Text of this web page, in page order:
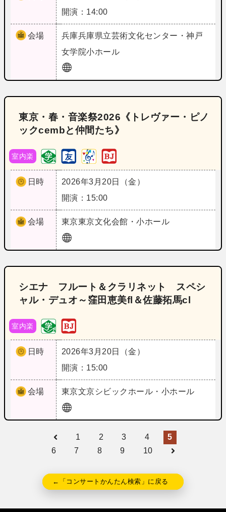
開演：14:00
会場 兵庫兵庫県立芸術文化センター・神戸
女学院小ホール
東京・春・音楽祭2026《トレヴァー・ピノ
ックcembと仲間たち》
室内楽
日時
2026年3月20日（金）
開演：15:00
会場 東京東京文化会館・小ホール
シエナ フルート＆クラリネット スペシ
ャル・デュオ～窪田恵美fl＆佐藤拓馬cl
室内楽
日時
2026年3月20日（金）
開演：15:00
会場 東京文京シビックホール・小ホール
1 2 3 4
5
6
7 8 9 10
←「コンサートかんたん検索」に戻る